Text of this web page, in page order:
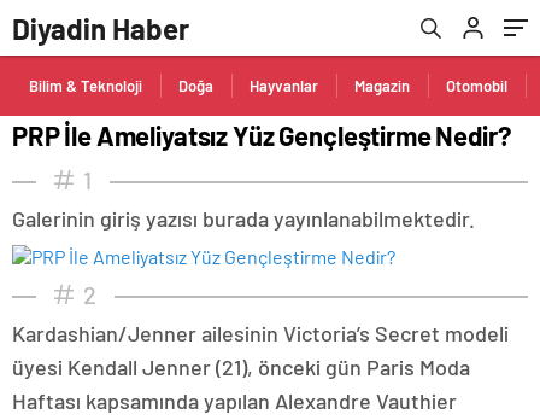
Diyadin Haber
Bilim & Teknoloji Doğa Hayvanlar Magazin Otomobil
PRP İle Ameliyatsız Yüz Gençleştirme Nedir?
1
Galerinin giriş yazısı burada yayınlanabilmektedir.
2
Kardashian/Jenner ailesinin Victoria’s Secret modeli
üyesi Kendall Jenner (21), önceki gün Paris Moda
Haftası kapsamında yapılan Alexandre Vauthier